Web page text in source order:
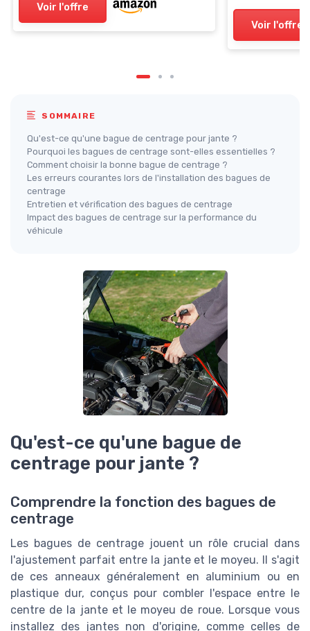
Voir l'offre
Voir l'offre
SOMMAIRE
Qu'est-ce qu'une bague de centrage pour jante ?
Pourquoi les bagues de centrage sont-elles essentielles ?
Comment choisir la bonne bague de centrage ?
Les erreurs courantes lors de l'installation des bagues de
centrage
Entretien et vérification des bagues de centrage
Impact des bagues de centrage sur la performance du
véhicule
Qu'est-ce qu'une bague de
centrage pour jante ?
Comprendre la fonction des bagues de
centrage
Les bagues de centrage jouent un rôle crucial dans
l'ajustement parfait entre la jante et le moyeu. Il s'agit
de ces anneaux généralement en aluminium ou en
plastique dur, conçus pour combler l'espace entre le
centre de la jante et le moyeu de roue. Lorsque vous
installez des jantes non d'origine, comme celles de